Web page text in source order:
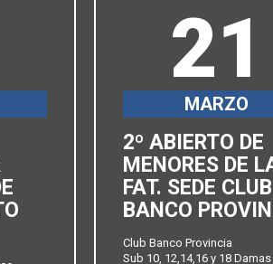
21
MARZO
2º ABIERTO DE
MENORES DE
FAT. SEDE CLUB
BANCO
Club Banco Provincia
Sub 10, 12,14,16 y 18 Damas